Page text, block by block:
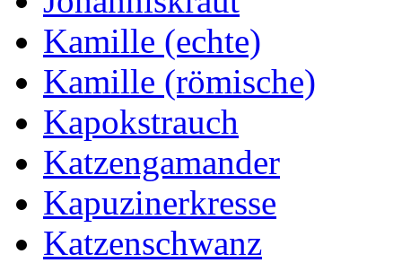
Kamille (echte)
Kamille (römische)
Kapokstrauch
Katzengamander
Kapuzinerkresse
Katzenschwanz